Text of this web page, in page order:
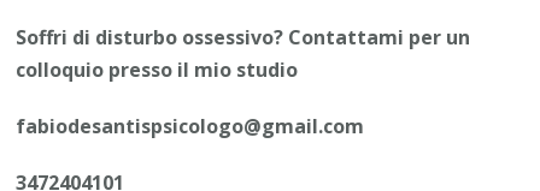
Soffri di disturbo ossessivo? Contattami per un
colloquio presso il mio studio
fabiodesantispsicologo@gmail.com
3472404101